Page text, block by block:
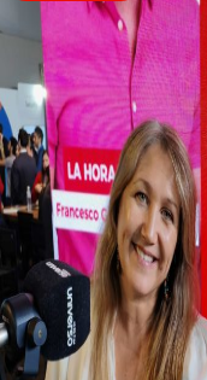
Programas
Podcasts
Destacados